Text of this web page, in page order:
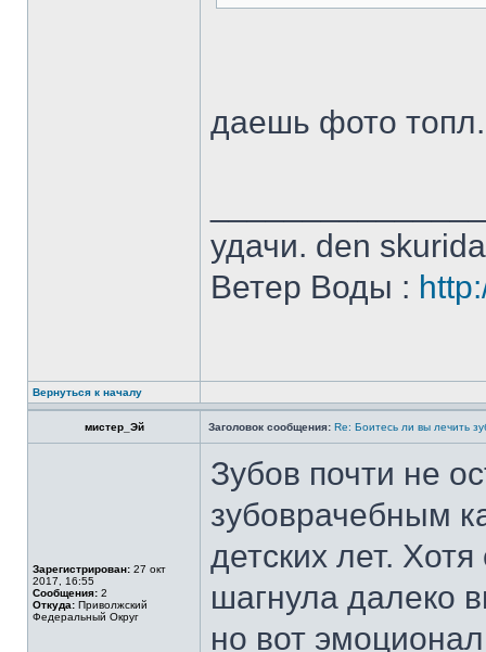
даешь фото
удачи. den
Ветер Воды :
Вернуться к началу
мистер_Эй Заголовок сообщения: Re: Боитесь ли вы лечить
Зарегистрирован: 27 окт
2017, 16:55
Сообщения: 2
Откуда: Приволжский
Федеральный Округ
Зубов почти не
зубоврачебным
детских лет.
шагнула далеко
но вот